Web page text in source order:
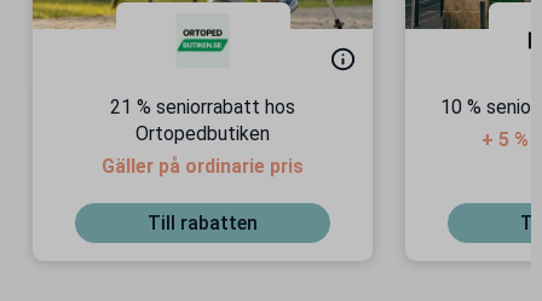
21 % seniorrabatt hos
Ortopedbutiken
Gäller på ordinarie pris
Till rabatten
10 %
+ 5 %